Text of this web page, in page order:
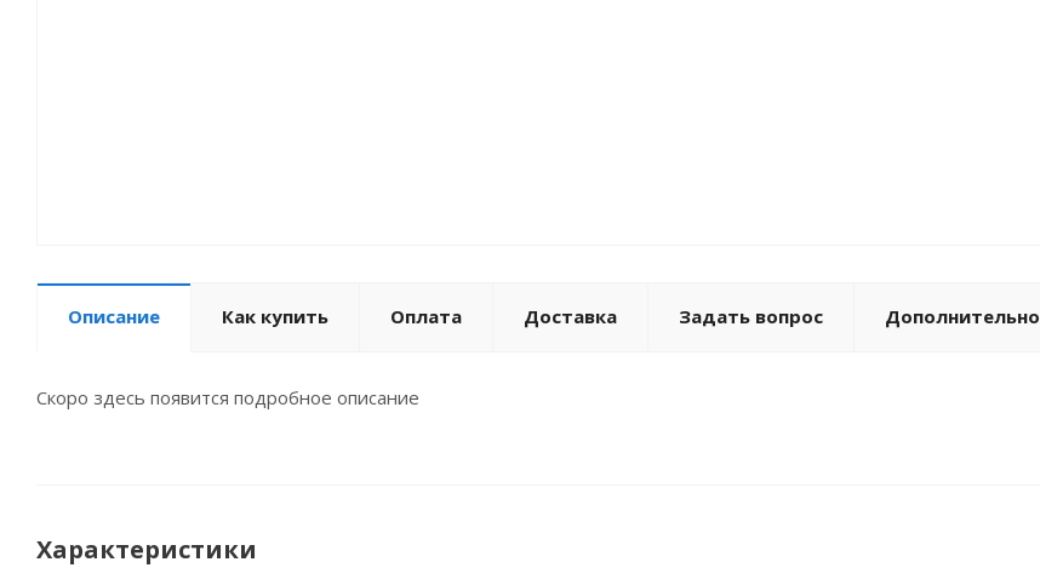
Описание Как купить Оплата Доставка Задать вопрос Дополнительно
Скоро здесь появится подробное описание
Характеристики